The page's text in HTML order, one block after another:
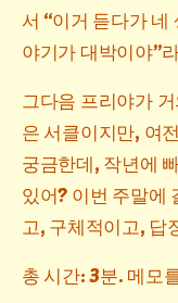
서 “이거 듣다가
야기가 대박이야”
그다음 프리야가
은 서클이지만, 여
궁금한데, 작년에
있어? 이번 주말에
고, 구체적이고, 답
총 시간: 3분. 메모